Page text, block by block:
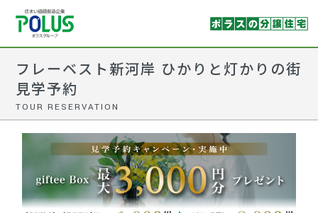
フレーベスト新河岸 ひかりと灯かりの街
見学予約
TOUR RESERVATION